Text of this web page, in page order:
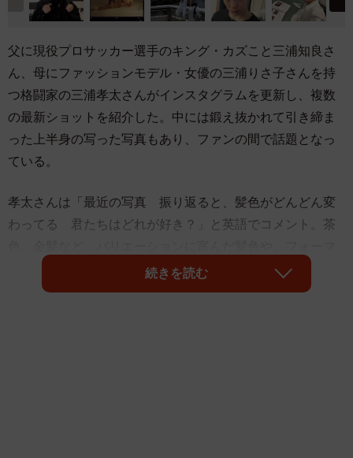
父に現役プロサッカー選手のキング・カズこと三浦知良さ
ん、母にファッションモデル・女優の三浦りさ子さんを持
つ格闘家の三浦孝太さんがインスタグラムを更新し、複数
の最新ショットを紹介した。中には鍛え抜かれて引き締ま
った上半身の写った写真もあり、ファンの間で話題となっ
ている。
孝太さんは「最近の写真 振り返ると、髪色がどんどん変
わってる 君たちはどれが好き？」と英語でコメント。茶
ルからカジュアルまで、コーデや場面も多様な8枚のショッ
トを披露した。
続きを読む